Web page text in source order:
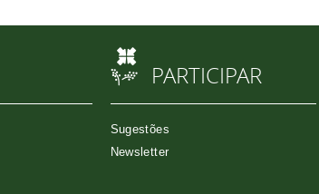
PARTICIPAR
Sugestões
Newsletter